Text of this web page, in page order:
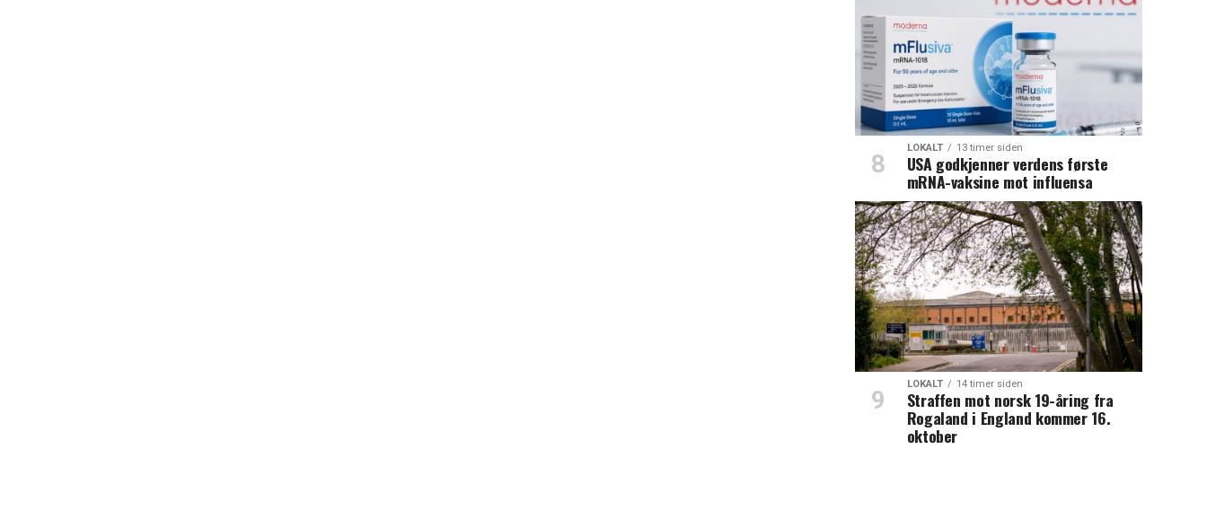
LOKALT 13 timer siden
USA godkjenner verdens første
mRNA-vaksine mot influensa
LOKALT 14 timer siden
Straffen mot norsk 19-åring fra
Rogaland i England kommer 16.
oktober